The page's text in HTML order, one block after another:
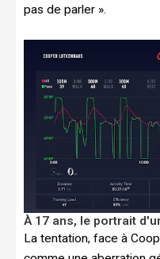
pas de parler ».
À 17 ans, le portrait
La tentation, face à